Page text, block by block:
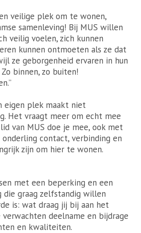
veilige plek om te wonen,
samenleving! Bij MUS willen
veilig voelen, zich kunnen
kunnen ontmoeten als ze dat
ze geborgenheid ervaren in hun
binnen, zo buiten!
eigen plek maakt niet
Het vraagt meer om echt mee
van MUS doe je mee, ook met
contact, verbinding en
zijn om hier te wonen.
met een beperking en een
die graag zelfstandig willen
is: wat draag jij bij aan het
verwachten deelname en bijdrage
en kwaliteiten.